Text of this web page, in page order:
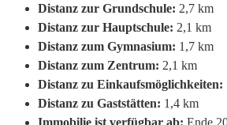
Distanz zur Grundschule: 2,7 km
Distanz zur Hauptschule: 2,1 km
Distanz zum Gymnasium: 1,7 km
Distanz zum Zentrum: 2,1 km
Distanz zu Einkaufsmöglichkeiten:
Distanz zu Gaststätten: 1,4 km
Immobilie ist verfügbar ab: Ende